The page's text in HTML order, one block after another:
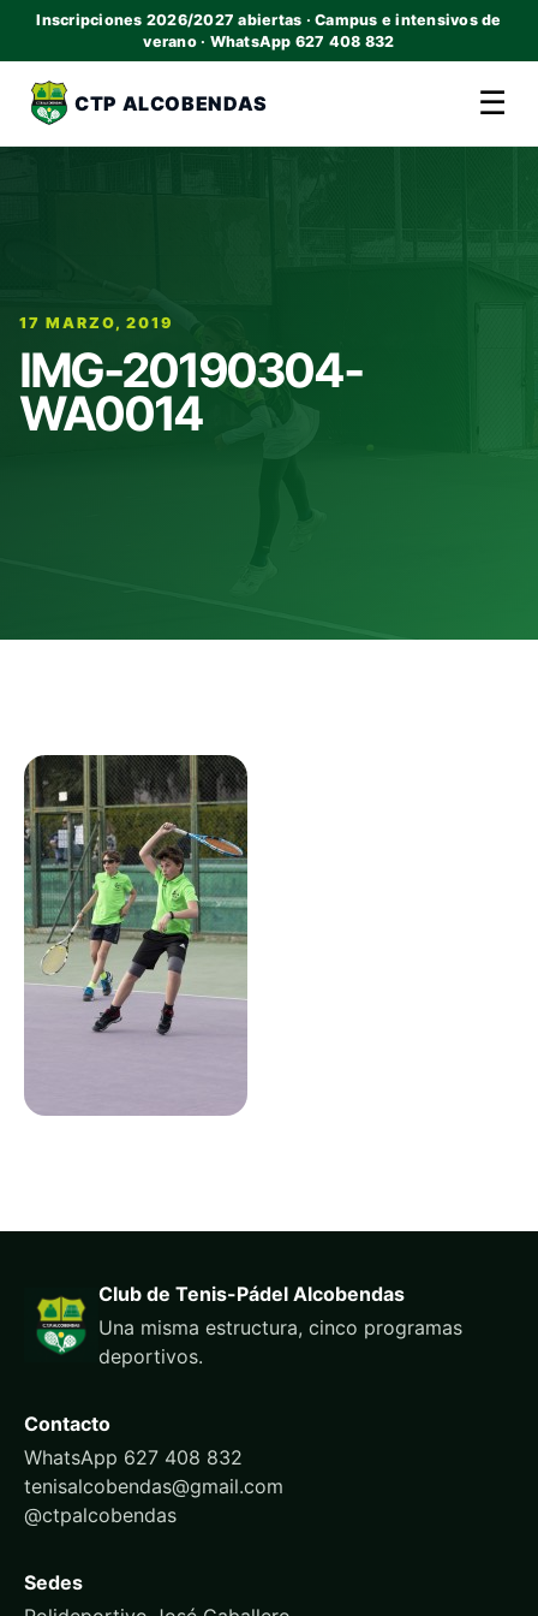
Inscripciones 2026/2027 abiertas · Campus e intensivos de
verano · WhatsApp 627 408 832
CTP ALCOBENDAS ☰
17 MARZO, 2019
IMG-20190304-
WA0014
Club de Tenis-Pádel Alcobendas
Una misma estructura, cinco programas
deportivos.
Contacto
WhatsApp 627 408 832
tenisalcobendas@gmail.com
@ctpalcobendas
Sedes